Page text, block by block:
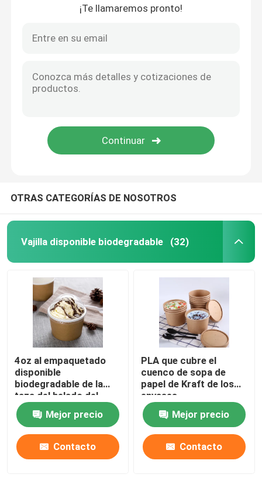
¡Te llamaremos pronto!
OTRAS CATEGORÍAS DE NOSOTROS
Vajilla disponible biodegradable (32)
4oz al empaquetado
disponible
biodegradable de la
taza del helado del
vajilla del yogur 32oz
Mejor precio
Contacto
PLA que cubre el
cuenco de sopa de
papel de Kraft de los
envases
biodegradables
disponibles de la toma
hacia fuera 16oz 24oz
Mejor precio
Contacto